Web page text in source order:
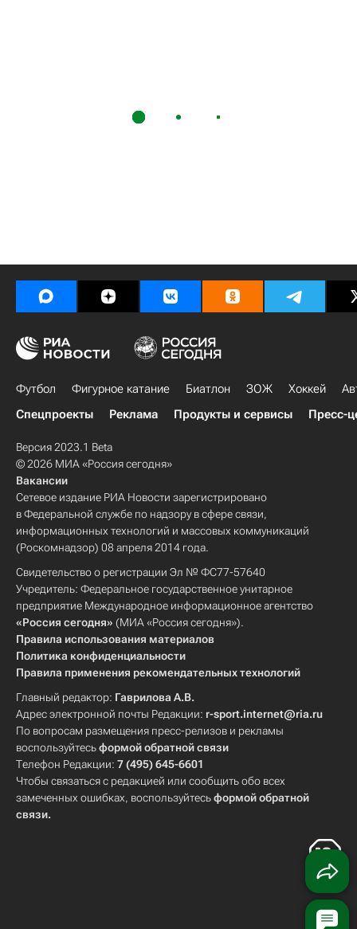
Футбол Фигурное катание Биатлон ЗОЖ Хоккей
Спецпроекты
Реклама Продукты и сервисы Пресс-
Версия 2023.1 Beta
© 2026 МИА «Россия сегодня»
Вакансии
Сетевое издание РИА Новости зарегистрировано
в Федеральной службе по надзору в сфере связи,
информационных технологий и массовых коммуникаций
(Роскомнадзор) 08 апреля 2014 года.
Свидетельство о регистрации Эл № ФС77-57640
Учредитель: Федеральное государственное унитарное
предприятие Международное информационное агентство
«Россия сегодня» (МИА «Россия сегодня»).
Правила использования материалов
Политика конфиденциальности
Правила применения рекомендательных технологий
Главный редактор: Гаврилова А.В.
Адрес электронной почты Редакции: r-sport.internet@ria.ru
По вопросам размещения пресс-релизов и рекламы
воспользуйтесьформой обратной связи
Телефон Редакции: 7 (495) 645-6601
Чтобы связаться с редакцией или сообщить обо всех
замеченных ошибках, воспользуйтесьформой обратной
связи.